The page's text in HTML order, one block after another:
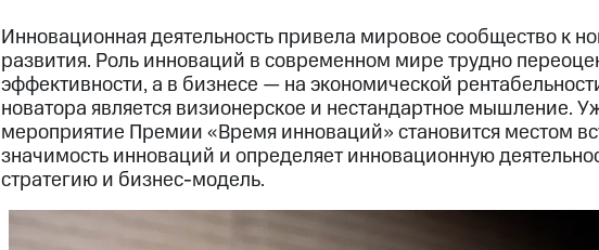
Инновационная деятельность привела мировое сообщество к
развития. Роль инноваций в современном мире трудно
эффективности, а в бизнесе — на экономической
новатора является визионерское и нестандартное мышление.
мероприятие Премии «Время инноваций» становится местом
значимость инноваций и определяет инновационную
стратегию и бизнес-модель.